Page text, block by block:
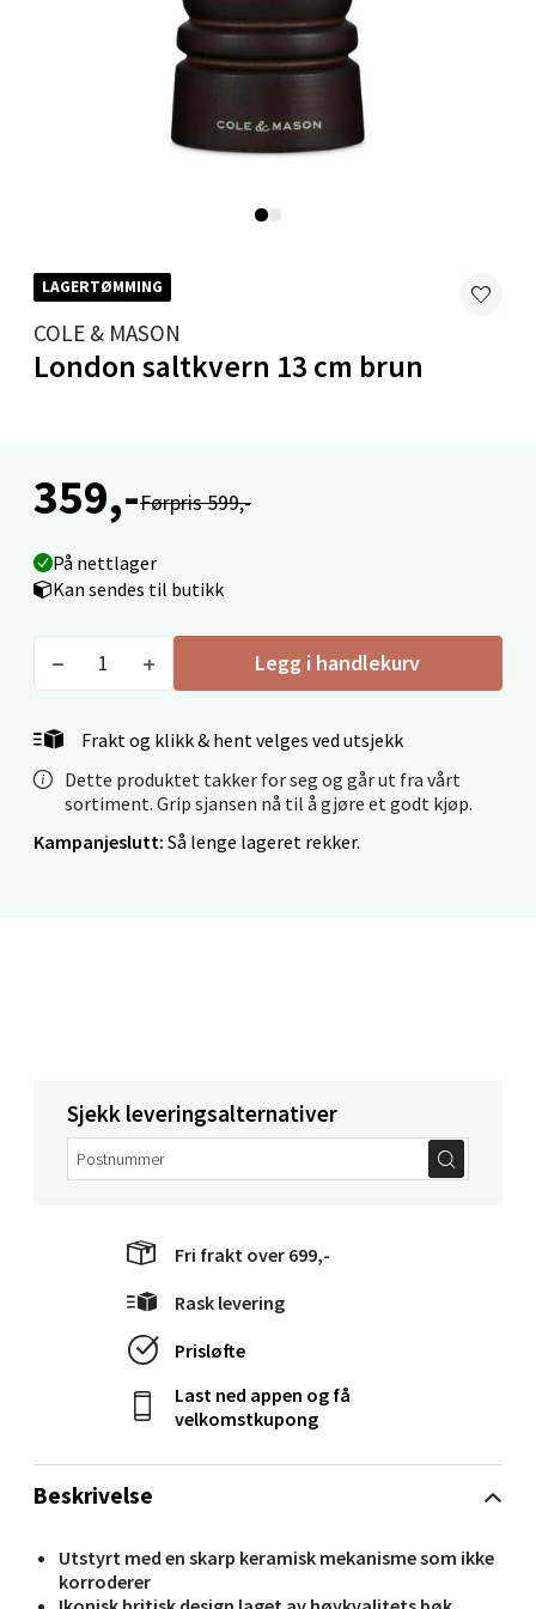
LAGERTØMMING
COLE & MASON
London saltkvern 13 cm brun
359,-Førpris 599,-
På nettlager
Kan sendes til butikk
Legg i handlekurv
Frakt og klikk & hent velges ved utsjekk
Dette produktet takker for seg og går ut fra vårt
sortiment. Grip sjansen nå til å gjøre et godt kjøp.
Kampanjeslutt: Så lenge lageret rekker.
Beskrivelse
Utstyrt med en skarp keramisk mekanisme som ikke
korroderer
Sjekk leveringsalternativer
Fri frakt over 699,-
Rask levering
Prisløfte
Last ned appen og få
velkomstkupong
Skarvøyveien 55, 4517 Mandal
0 i butikk
Mo i Rana - Thon Senter Mo i Rana
Åpent i dag 09-19
0 i butikk
Ålesund - Thon Senter Moa
Langelandsvegen 25, 6010 Ålesund
Torget 1, 6413 Molde
Åpent i dag 10-20
Narvik - Thon Senter Malmporten